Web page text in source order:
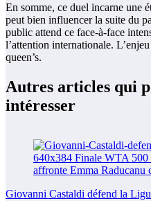
En somme, ce duel incarne une
peut bien influencer la suite du
public attend ce face-à-face
l’attention internationale.
queen’s.
Autres articles qui
intéresser
Giovanni Castaldi défend la